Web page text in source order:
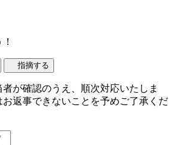
指摘する
が確認のうえ、順次対応いたしま
返事できないことを予めご了承くだ